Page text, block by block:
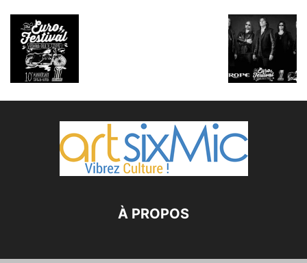
À PROPOS